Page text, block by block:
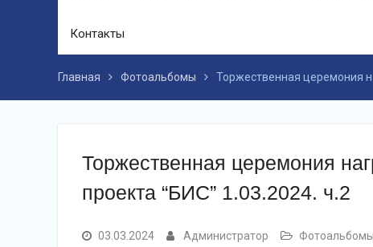
Контакты
Главная Фотоальбомы Торжественная церемония
Торжественная церемония
проекта “БИС” 1.03.2024. ч.2
03.03.2024 Администратор Фотоальбомы